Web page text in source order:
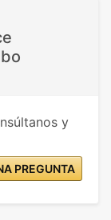
y
PREGUNTA